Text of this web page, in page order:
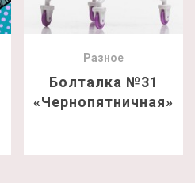
Разное
Болталка №31
«Чернопятничная»